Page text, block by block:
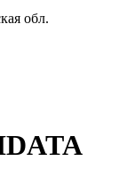
обл.